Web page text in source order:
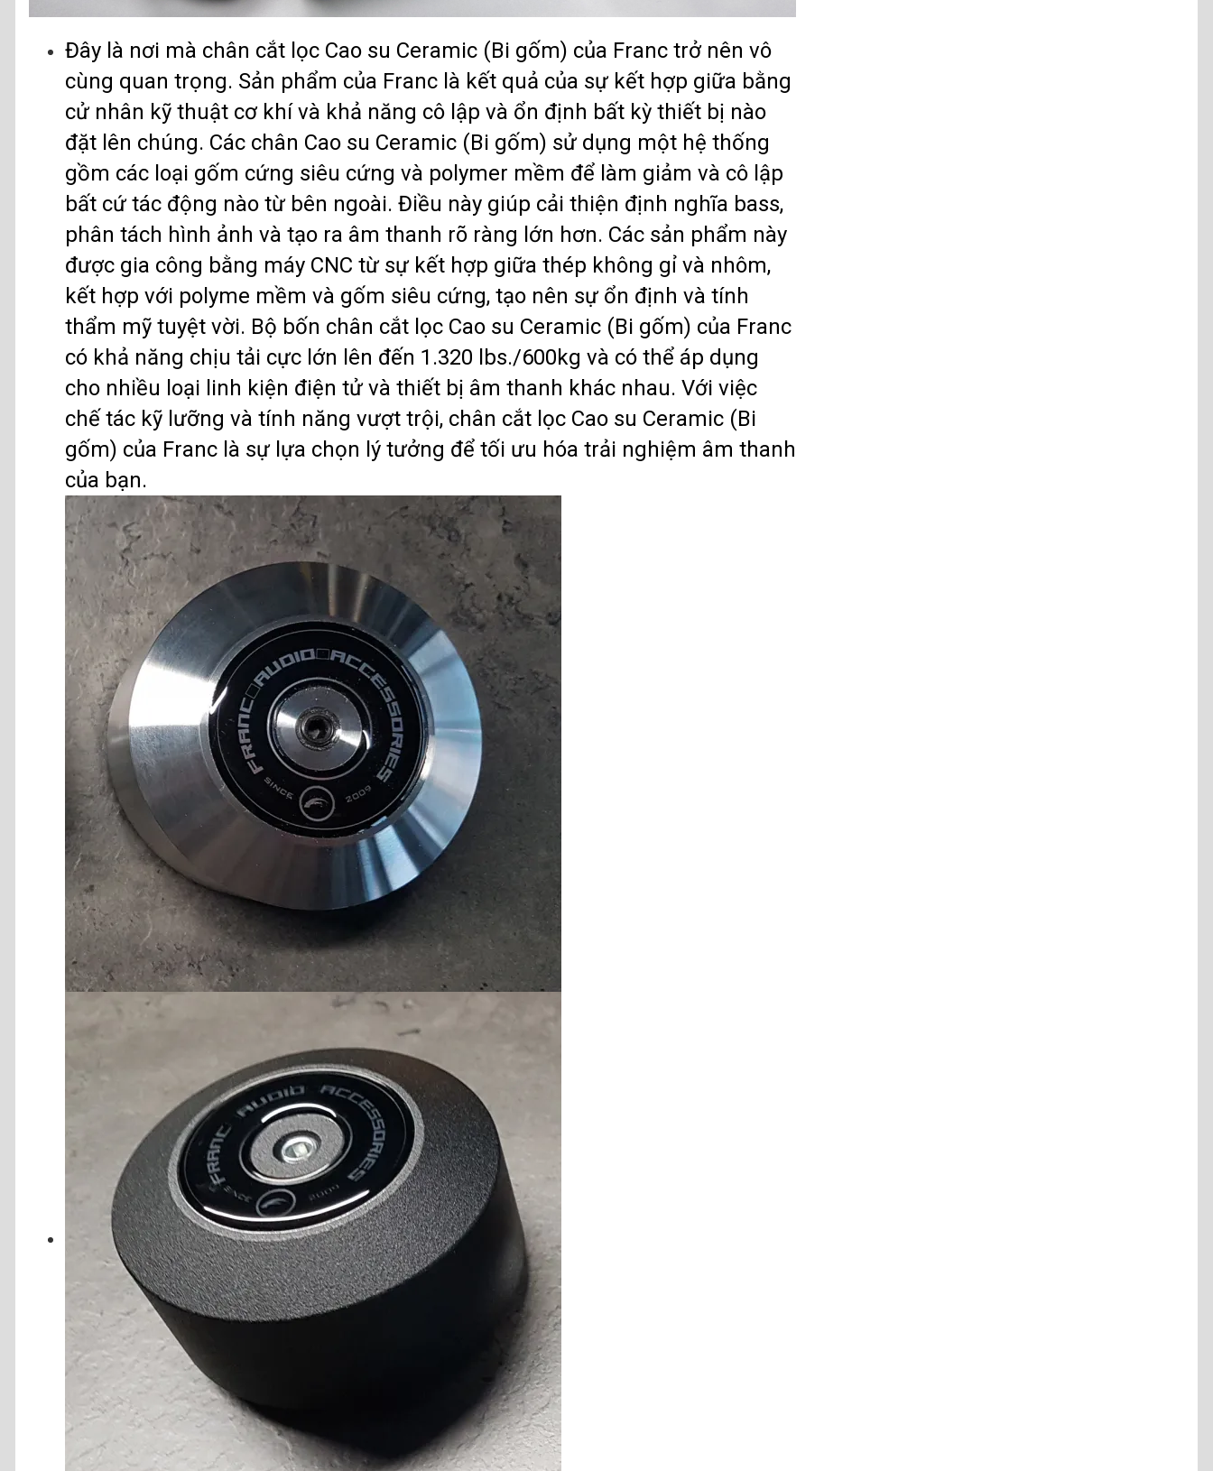
Đây là nơi mà chân cắt lọc Cao su Ceramic (Bi gốm) của Franc trở nên vô
cùng quan trọng. Sản phẩm của Franc là kết quả của sự kết hợp giữa bằng
cử nhân kỹ thuật cơ khí và khả năng cô lập và ổn định bất kỳ thiết bị nào
đặt lên chúng. Các chân Cao su Ceramic (Bi gốm) sử dụng một hệ thống
gồm các loại gốm cứng siêu cứng và polymer mềm để làm giảm và cô lập
bất cứ tác động nào từ bên ngoài. Điều này giúp cải thiện định nghĩa bass,
phân tách hình ảnh và tạo ra âm thanh rõ ràng lớn hơn. Các sản phẩm này
được gia công bằng máy CNC từ sự kết hợp giữa thép không gỉ và nhôm,
kết hợp với polyme mềm và gốm siêu cứng, tạo nên sự ổn định và tính
thẩm mỹ tuyệt vời. Bộ bốn chân cắt lọc Cao su Ceramic (Bi gốm) của Franc
có khả năng chịu tải cực lớn lên đến 1.320 lbs./600kg và có thể áp dụng
cho nhiều loại linh kiện điện tử và thiết bị âm thanh khác nhau. Với việc
chế tác kỹ lưỡng và tính năng vượt trội, chân cắt lọc Cao su Ceramic (Bi
gốm) của Franc là sự lựa chọn lý tưởng để tối ưu hóa trải nghiệm âm thanh
của bạn.